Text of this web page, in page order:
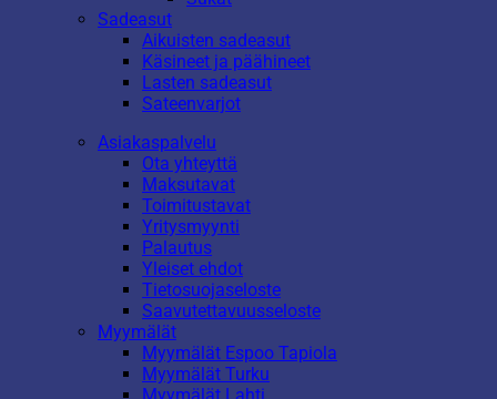
Sadeasut
Aikuisten sadeasut
Käsineet ja päähineet
Lasten sadeasut
Sateenvarjot
Asiakaspalvelu
Ota yhteyttä
Maksutavat
Toimitustavat
Yritysmyynti
Palautus
Yleiset ehdot
Tietosuojaseloste
Saavutettavuusseloste
Myymälät
Myymälät Espoo Tapiola
Myymälät Turku